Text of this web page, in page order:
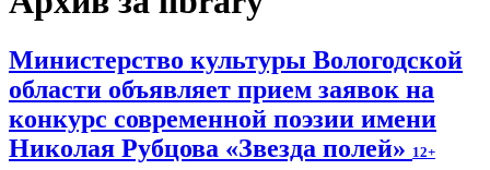
Министерство культуры Вологодской
области объявляет прием заявок на
конкурс современной поэзии имени
Николая Рубцова «Звезда полей» 12+